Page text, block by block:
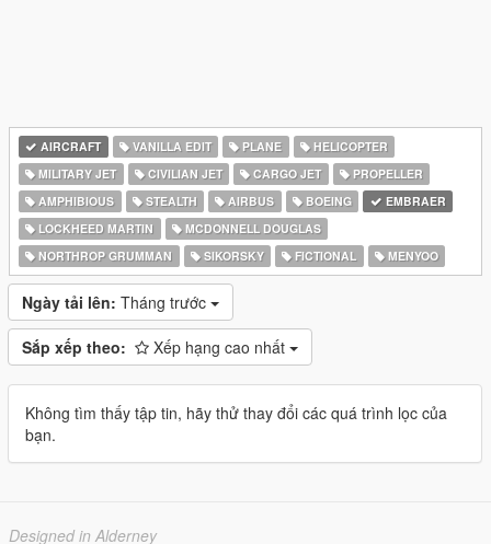
AIRCRAFT VANILLA EDIT PLANE
HELICOPTER
MILITARY JET
CIVILIAN JET CARGO JET
PROPELLER
AMPHIBIOUS
STEALTH AIRBUS BOEING
EMBRAER
LOCKHEED MARTIN
MCDONNELL DOUGLAS
NORTHROP GRUMMAN
SIKORSKY FICTIONAL MENYOO
Ngày tải lên: Tháng trước
Sắp xếp theo: Xếp hạng cao nhất
Không tìm thấy tập tin, hãy thử thay đổi các quá trình lọc của
bạn.
Designed in Alderney